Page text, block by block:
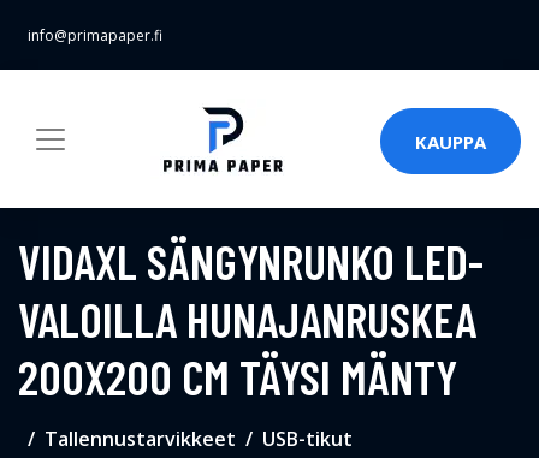
info@primapaper.fi
KAUPPA
VIDAXL SÄNGYNRUNKO LED-
VALOILLA HUNAJANRUSKEA
200X200 CM TÄYSI MÄNTY
Tallennustarvikkeet USB-tikut